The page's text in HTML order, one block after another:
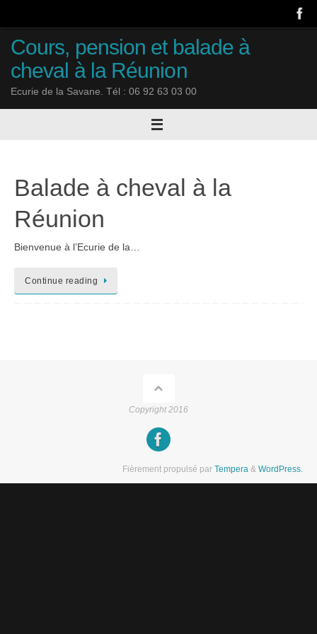
contenu
Cours, pension et balade à
cheval à la Réunion
Ecurie de la Savane. Tél : 06 92 63 03 00
Balade à cheval à la
Réunion
Bienvenue à l’Ecurie de la…
Continue reading
Copyright 2016
Fièrement propulsé par Tempera & WordPress.